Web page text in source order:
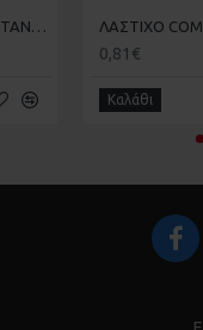
Χαράκτης Powerwinder 30m STANLEY 0-47-460
0,81€
Καλάθι